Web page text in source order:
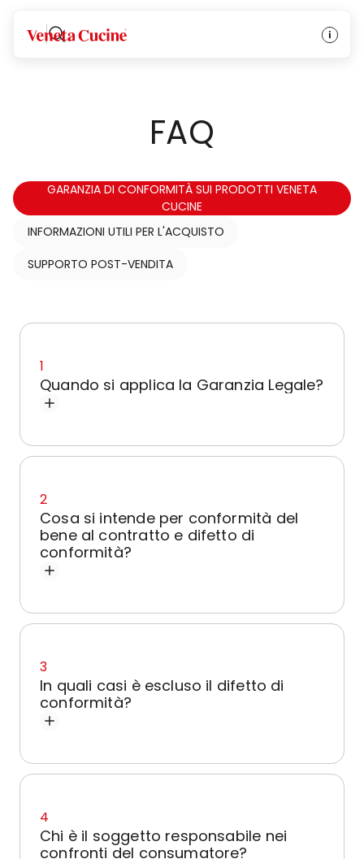
Veneta Cucine
FAQ
GARANZIA DI CONFORMITÀ SUI PRODOTTI VENETA
CUCINE
INFORMAZIONI UTILI PER L'ACQUISTO
SUPPORTO POST-VENDITA
1
Quando si applica la Garanzia Legale?
2
Cosa si intende per conformità del
bene al contratto e difetto di
conformità?
3
In quali casi è escluso il difetto di
conformità?
4
Chi è il soggetto responsabile nei
confronti del consumatore?